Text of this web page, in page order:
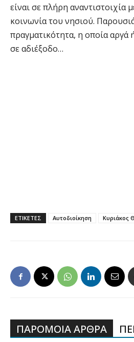
είναι σε πλήρη αναντιστοιχία
κοινωνία του νησιού.
πραγματικότητα, η οποία αργά
σε αδιέξοδο…
ΕΤΙΚΕΤΕΣ Αυτοδιοίκηση Κυριάκος
ΠΑΡΟΜΟΙΑ ΑΡΘΡΑ